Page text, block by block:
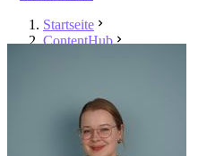
Startseite
ContentHub